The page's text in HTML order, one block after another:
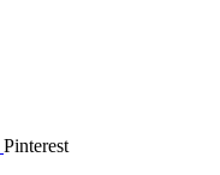
Pinterest